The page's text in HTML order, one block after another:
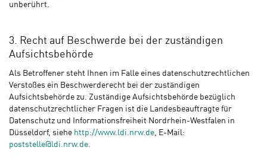
unberührt.
3. Recht auf Beschwerde bei der zuständigen
Aufsichtsbehörde
Als Betroffener steht Ihnen im Falle eines datenschutzrechtlichen
Verstoßes ein Beschwerderecht bei der zuständigen
Aufsichtsbehörde zu. Zuständige Aufsichtsbehörde bezüglich
datenschutzrechtlicher Fragen ist die Landesbeauftragte für
Datenschutz und Informationsfreiheit Nordrhein-Westfalen in
Düsseldorf, siehe http://www.ldi.nrw.de, E-Mail:
poststelle@ldi.nrw.de.